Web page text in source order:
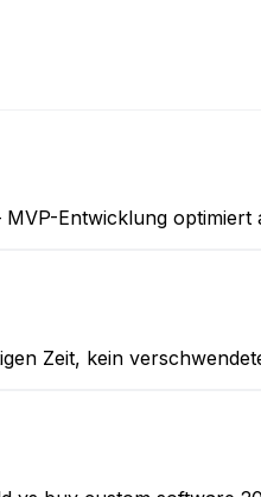
Entwicklung
Zeit, kein